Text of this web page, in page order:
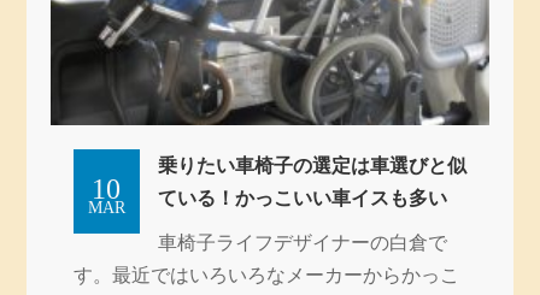
MAR
10
乗りたい車椅子の選定は車選びと似
ている！かっこいい車イスも多い
車椅子ライフデザイナーの白倉で
す。最近ではいろいろなメーカーからかっこ